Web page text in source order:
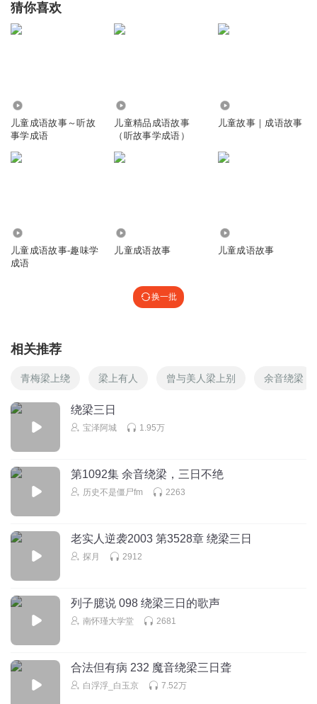
猜你喜欢
儿童成语故事～听故
事学成语
儿童精品成语故事
（听故事学成语）
儿童故事｜成语故事
儿童成语故事-趣味学
成语
儿童成语故事 儿童成语故事
换一批
相关推荐
青梅梁上绕 梁上有人 曾与美人梁上别 余音绕梁
绕梁三日
宝泽阿城 1.95万
第1092集 余音绕梁，三日不绝
历史不是僵尸fm 2263
老实人逆袭2003 第3528章 绕梁三日
探月 2912
列子臆说 098 绕梁三日的歌声
南怀瑾大学堂 2681
合法但有病 232 魔音绕梁三日聋
白浮浮_白玉京 7.52万